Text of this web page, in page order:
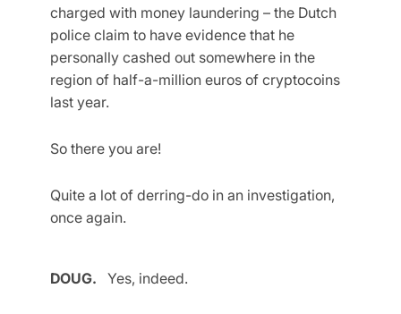
charged with money laundering – the Dutch
police claim to have evidence that he
personally cashed out somewhere in the
region of half-a-million euros of cryptocoins
last year.
So there you are!
Quite a lot of derring-do in an investigation,
once again.
DOUG. Yes, indeed.